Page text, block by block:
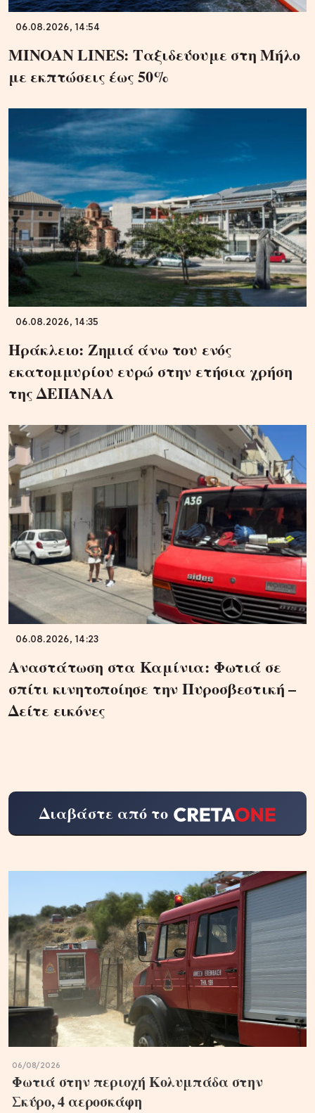
06.08.2026, 14:54
MINOAN LINES: Ταξιδεύουμε στη Μήλο
με εκπτώσεις έως 50%
06.08.2026, 14:35
Ηράκλειο: Ζημιά άνω του ενός
εκατομμυρίου ευρώ στην ετήσια χρήση
της ΔΕΠΑΝΑΛ
06.08.2026, 14:23
Αναστάτωση στα Καμίνια: Φωτιά σε
σπίτι κινητοποίησε την Πυροσβεστική –
Δείτε εικόνες
Διαβάστε από το
06/08/2026
Φωτιά στην περιοχή Κολυμπάδα στην
Σκύρο, 4 αεροσκάφη